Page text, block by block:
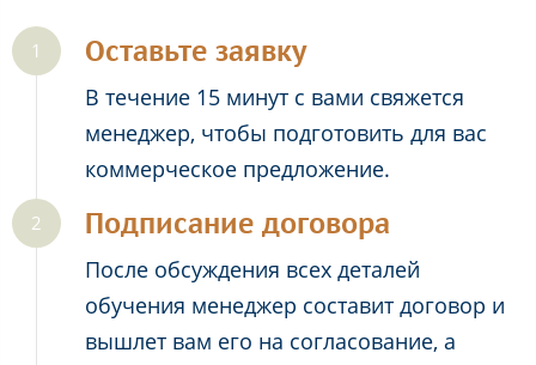
Оставьте заявку
В течение 15 минут с вами свяжется
менеджер, чтобы подготовить для вас
коммерческое предложение.
Подписание договора
После обсуждения всех деталей
обучения менеджер составит договор и
вышлет вам его на согласование, а